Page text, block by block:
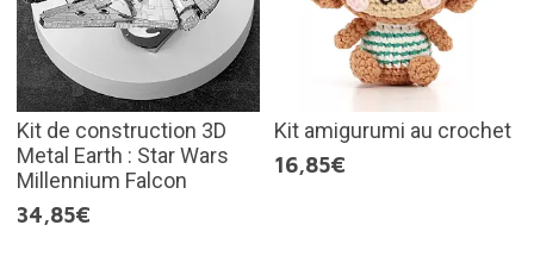
Kit de construction 3D
Metal Earth : Star Wars
Millennium Falcon
34,85€
Kit amigurumi au crochet
16,85€